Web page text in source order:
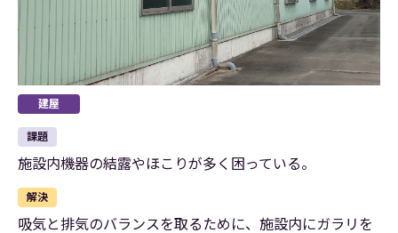
建屋
課題
施設内機器の結露やほこりが多く困っている。
解決
吸気と排気のバランスを取るために、施設内にガラリを